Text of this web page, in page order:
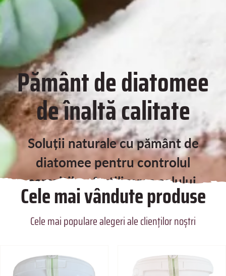
Pământ de diatomee
de înaltă calitate
Soluții naturale cu pământ de
diatomee pentru controlul
paraziților, fertilizarea solului,
îngrijirea pielii și detoxifiere
Cele mai vândute produse
Cele mai populare alegeri ale clienților noștri
epuizat